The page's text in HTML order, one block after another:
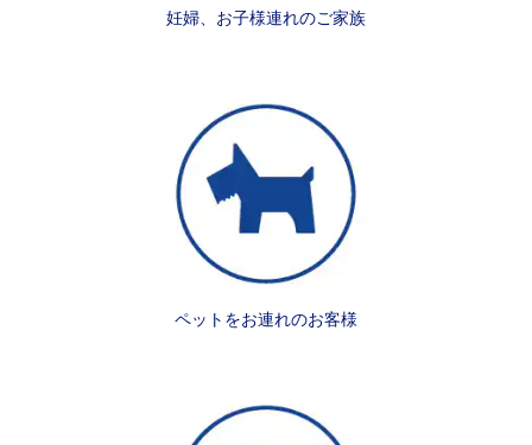
妊婦、お子様連れのご家族
ペットをお連れのお客様